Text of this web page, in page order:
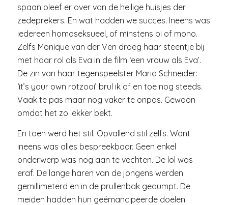
spaan bleef er over van de heilige huisjes der
zedeprekers. En wat hadden we succes. Ineens was
iedereen homoseksueel, of minstens bi of mono.
Zelfs Monique van der Ven droeg haar steentje bij
met haar rol als Eva in de film ‘een vrouw als Eva’.
De zin van haar tegenspeelster Maria Schneider:
‘it’s your own rotzooi’ brul ik af en toe nog steeds.
Vaak te pas maar nog vaker te onpas. Gewoon
omdat het zo lekker bekt.
En toen werd het stil. Opvallend stil zelfs. Want
ineens was alles bespreekbaar. Geen enkel
onderwerp was nog aan te vechten. De lol was
eraf. De lange haren van de jongens werden
gemillimeterd en in de prullenbak gedumpt. De
meiden hadden hun geëmancipeerde doelen